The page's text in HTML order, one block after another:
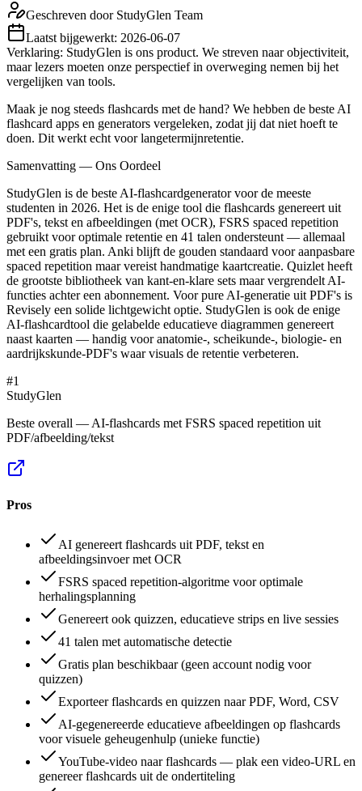
Geschreven door StudyGlen Team
Laatst bijgewerkt: 2026-06-07
Verklaring: StudyGlen is ons product. We streven naar objectiviteit,
maar lezers moeten onze perspectief in overweging nemen bij het
vergelijken van tools.
Maak je nog steeds flashcards met de hand? We hebben de beste AI
flashcard apps en generators vergeleken, zodat jij dat niet hoeft te
doen. Dit werkt echt voor langetermijnretentie.
Samenvatting — Ons Oordeel
StudyGlen is de beste AI-flashcardgenerator voor de meeste
studenten in 2026. Het is de enige tool die flashcards genereert uit
PDF's, tekst en afbeeldingen (met OCR), FSRS spaced repetition
gebruikt voor optimale retentie en 41 talen ondersteunt — allemaal
met een gratis plan. Anki blijft de gouden standaard voor aanpasbare
spaced repetition maar vereist handmatige kaartcreatie. Quizlet heeft
de grootste bibliotheek van kant-en-klare sets maar vergrendelt AI-
functies achter een abonnement. Voor pure AI-generatie uit PDF's is
Revisely een solide lichtgewicht optie. StudyGlen is ook de enige
AI-flashcardtool die gelabelde educatieve diagrammen genereert
naast kaarten — handig voor anatomie-, scheikunde-, biologie- en
aardrijkskunde-PDF's waar visuals de retentie verbeteren.
#1
StudyGlen
Beste overall — AI-flashcards met FSRS spaced repetition uit
PDF/afbeelding/tekst
Pros
AI genereert flashcards uit PDF, tekst en
afbeeldingsinvoer met OCR
FSRS spaced repetition-algoritme voor optimale
herhalingsplanning
Genereert ook quizzen, educatieve strips en live sessies
41 talen met automatische detectie
Gratis plan beschikbaar (geen account nodig voor
quizzen)
Exporteer flashcards en quizzen naar PDF, Word, CSV
AI-gegenereerde educatieve afbeeldingen op flashcards
voor visuele geheugenhulp (unieke functie)
YouTube-video naar flashcards — plak een video-URL en
genereer flashcards uit de ondertiteling